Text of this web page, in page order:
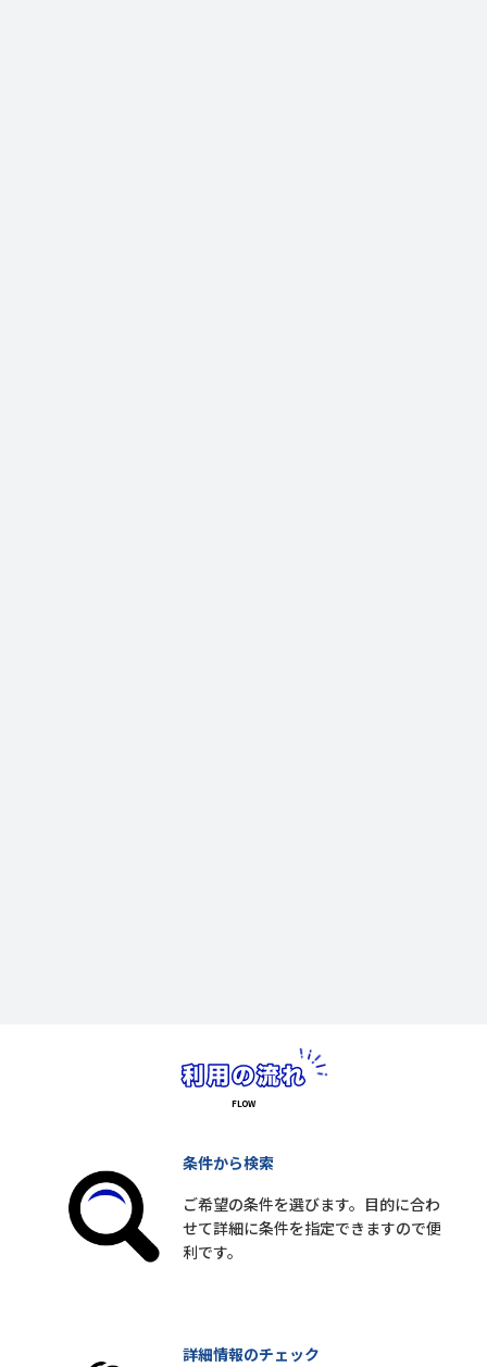
条件から検索
ご希望の条件を選びます。目的に合わ
せて詳細に条件を指定できますので便
利です。
詳細情報のチェック